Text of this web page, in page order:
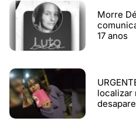
Morre
17 anos
localizar